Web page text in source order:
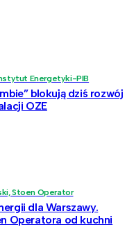
Energetyki-PIB
blokują dziś rozwój
OZE
Stoen Operator
dla Warszawy.
Operatora od kuchni